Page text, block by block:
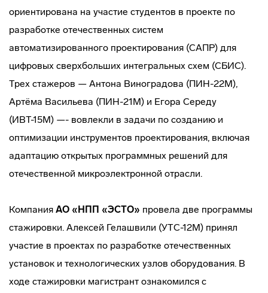
ориентирована на участие студентов в проекте по
разработке отечественных систем
автоматизированного проектирования (САПР) для
цифровых сверхбольших интегральных схем (СБИС).
Трех стажеров — Антона Виноградова (ПИН-22М),
Артёма Васильева (ПИН-21М) и Егора Середу
(ИВТ-15М) —- вовлекли в задачи по созданию и
оптимизации инструментов проектирования, включая
адаптацию открытых программных решений для
отечественной микроэлектронной отрасли.
Компания АО «НПП «ЭСТО» провела две программы
стажировки. Алексей Гелашвили (УТС-12М) принял
участие в проектах по разработке отечественных
установок и технологических узлов оборудования. В
ходе стажировки магистрант ознакомился с